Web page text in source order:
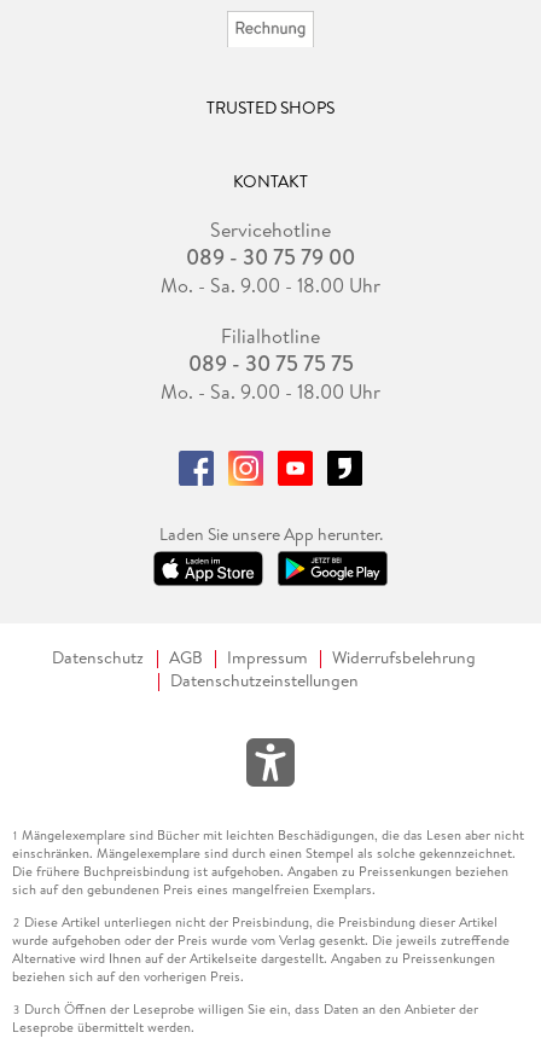
TRUSTED SHOPS
KONTAKT
Servicehotline
089 - 30 75 79 00
Mo. - Sa. 9.00 - 18.00 Uhr
Filialhotline
089 - 30 75 75 75
Mo. - Sa. 9.00 - 18.00 Uhr
Laden Sie unsere App herunter.
Datenschutz AGB Impressum
Widerrufsbelehrung
Datenschutzeinstellungen
1 Mängelexemplare sind Bücher mit leichten Beschädigungen, die das Lesen aber nicht
einschränken. Mängelexemplare sind durch einen Stempel als solche gekennzeichnet.
Die frühere Buchpreisbindung ist aufgehoben. Angaben zu Preissenkungen beziehen
sich auf den gebundenen Preis eines mangelfreien Exemplars.
2 Diese Artikel unterliegen nicht der Preisbindung, die Preisbindung dieser Artikel
wurde aufgehoben oder der Preis wurde vom Verlag gesenkt. Die jeweils zutreffende
Alternative wird Ihnen auf der Artikelseite dargestellt. Angaben zu Preissenkungen
beziehen sich auf den vorherigen Preis.
3 Durch Öffnen der Leseprobe willigen Sie ein, dass Daten an den Anbieter der
Leseprobe übermittelt werden.